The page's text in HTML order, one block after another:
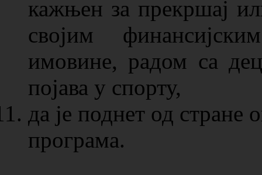
кажњен за прекршај
својим
имовине, радом са
појава у спорту,
да је поднет од стране
програма.